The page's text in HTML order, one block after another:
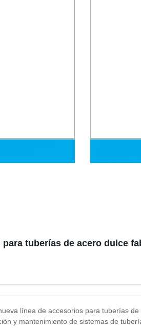
tuberías de acero dulce
línea de accesorios para tuberías
y mantenimiento de sistemas de